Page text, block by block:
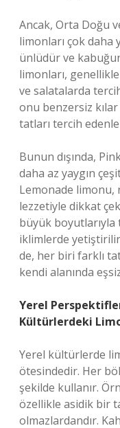
Ancak, Orta Doğu
limonları çok daha
ünlüdür ve
limonları,
ve salatalarda
onu benzersiz
tatları tercih
Bunun dışında,
daha az yaygın
Lemonade limonu,
lezzetiyle dikkat
büyük boyutlarıyla
iklimlerde
de, her biri farklı
kendi alanında
Yerel
Kültürlerdeki
Yerel kültürlerde
ötesindedir. Her
şekilde kullanır.
özellikle asidik bir
olmazlardandır.